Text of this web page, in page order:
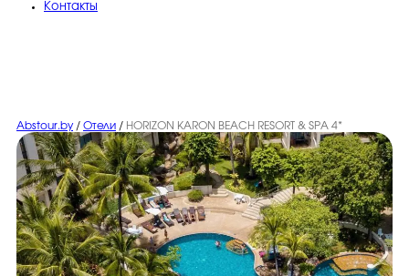
Контакты
Abstour.by / Отели / HORIZON KARON BEACH RESORT & SPA 4*